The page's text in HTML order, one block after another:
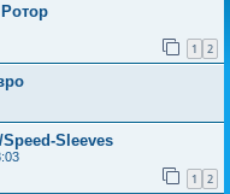
1 2
Sleeves
1 2